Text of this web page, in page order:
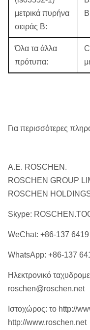
μετρικά πυρήνα
σειράς Β:
Όλα τα άλλα
πρότυπα:
Για περισσότερες
Α.Ε. ROSCHEN.
ROSCHEN GROUP
ROSCHEN
Skype:
WeChat: +86-137
WhatsApp: +86-137
Ηλεκτρονικό
roschen@roschen.net
Ιστοχώρος: το http://
http://www.roschen.net